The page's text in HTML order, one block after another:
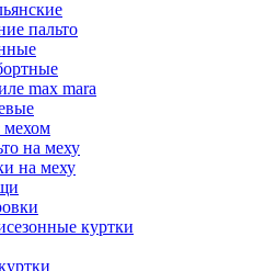
пальто
max mara
мехом
на меху
на меху
куртки